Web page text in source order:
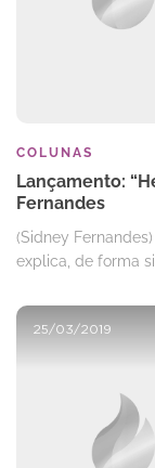
COLUNAS
Lançamento:
Fernandes
(Sidney
explica, de forma
25/03/2019